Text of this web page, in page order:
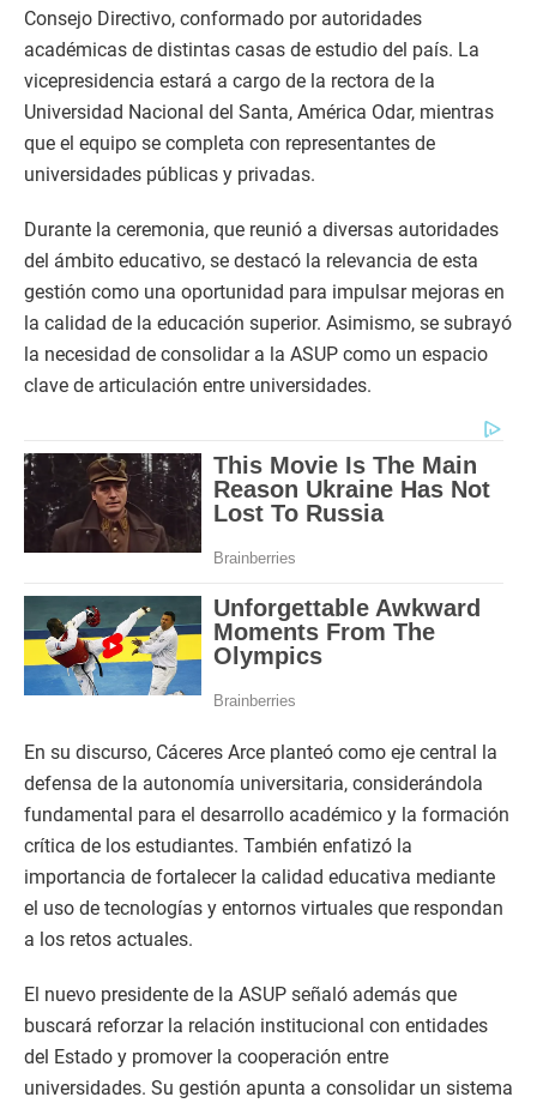
Consejo Directivo, conformado por autoridades
académicas de distintas casas de estudio del país. La
vicepresidencia estará a cargo de la rectora de la
Universidad Nacional del Santa, América Odar, mientras
que el equipo se completa con representantes de
universidades públicas y privadas.
Durante la ceremonia, que reunió a diversas autoridades
del ámbito educativo, se destacó la relevancia de esta
gestión como una oportunidad para impulsar mejoras en
la calidad de la educación superior. Asimismo, se subrayó
la necesidad de consolidar a la ASUP como un espacio
clave de articulación entre universidades.
En su discurso, Cáceres Arce planteó como eje central la
defensa de la autonomía universitaria, considerándola
fundamental para el desarrollo académico y la formación
crítica de los estudiantes. También enfatizó la
importancia de fortalecer la calidad educativa mediante
el uso de tecnologías y entornos virtuales que respondan
a los retos actuales.
El nuevo presidente de la ASUP señaló además que
buscará reforzar la relación institucional con entidades
del Estado y promover la cooperación entre
universidades. Su gestión apunta a consolidar un sistema